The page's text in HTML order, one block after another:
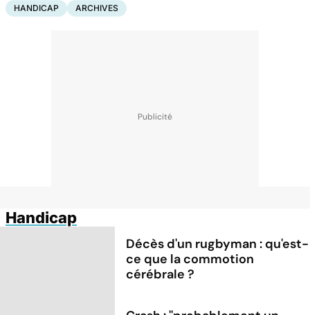
HANDICAP ARCHIVES
Handicap
Décès d'un rugbyman : qu'est-
ce que la commotion
cérébrale ?